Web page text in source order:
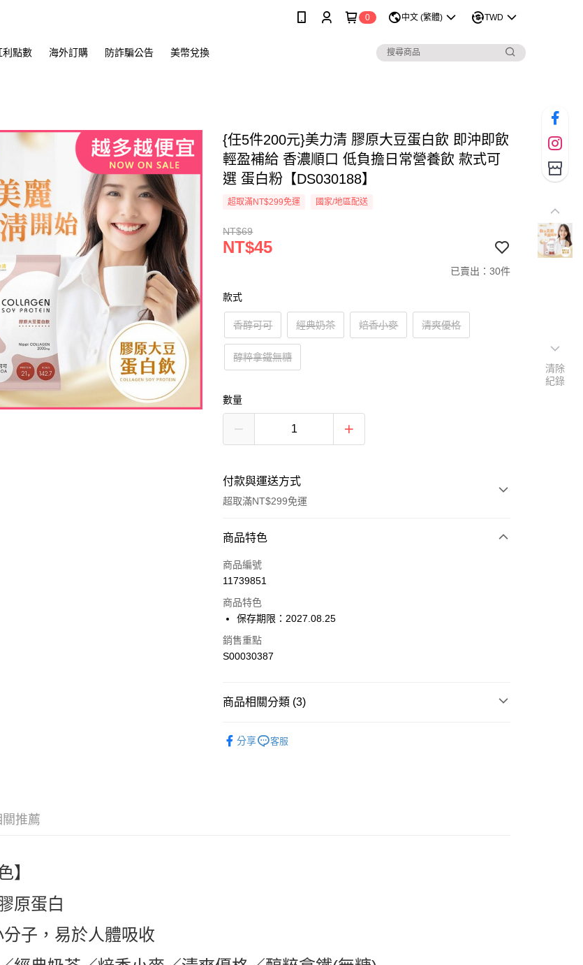
0 中文 (繁體) TWD
利點數 海外訂購 防詐騙公告 美幣兌換
{任5件200元}美力清 膠原大豆蛋白飲 即沖即飲
輕盈補給 香濃順口 低負擔日常營養飲 款式可
選 蛋白粉【DS030188】
超取滿NT$299免運 國家/地區配送
NT$69
NT$45
已賣出：30件
款式
香醇可可 經典奶茶 焙香小麥 清爽優格
醇粹拿鐵無糖
數量
付款與運送方式
超取滿NT$299免運
付款方式
信用卡一次付款
LINE Pay
Apple Pay
商品特色
商品編號
11739851
商品特色
保存期限：2027.08.25
銷售重點
S00030387
商品相關分類 (3)
分享 客服
關推薦
】
原蛋白
分子，易於人體吸收
清除
紀錄